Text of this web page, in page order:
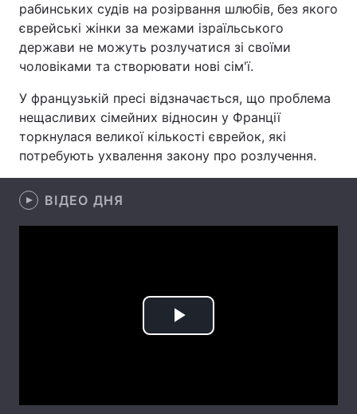
Економіка Світ
Спорт Наука
Техно і зв'язок Лайт
Зброя Інциденти
Здоров'я Туризм
Цікавинки
рабинських судів на розірвання шлюбів, без якого
єврейські жінки за межами ізраїльського
держави не можуть розлучатися зі своїми
чоловіками та створювати нові сім'ї.
У французькій пресі відзначається, що проблема
нещасливих сімейних відносин у Франції
торкнулася великої кількості єврейок, які
потребують ухвалення закону про розлучення.
ВІДЕО ДНЯ
Play